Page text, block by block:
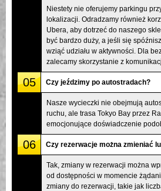
Niestety nie oferujemy parkingu
lokalizacji. Odradzamy również
Ubera, aby dotrzeć do naszego
być bardzo duży, a jeśli się
wziąć udziału w aktywności. Dla
zalecamy skorzystanie z
05 Czy jeździmy po autostradach?
Nasze wycieczki nie obejmują
ruchu, ale trasa Tokyo Bay przez
emocjonujące doświadczenie
06 Czy rezerwacje można zmieniać
Tak, zmiany w rezerwacji można
od dostępności w momencie
zmiany do rezerwacji, takie jak